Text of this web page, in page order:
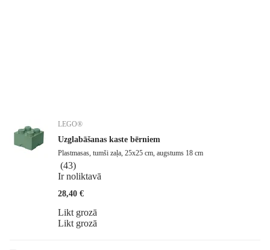
LEGO®
Uzglabāšanas kaste bērniem
Plastmasas, tumši zaļa, 25x25 cm, augstums 18 cm
(43)
Ir noliktavā
28,40 €
Likt grozā
Likt grozā